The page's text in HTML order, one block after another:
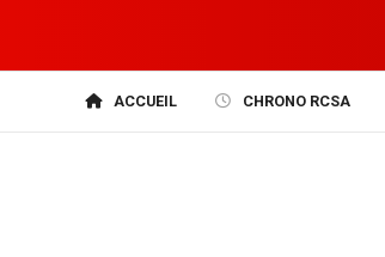
ACCUEIL CHRONO RCSA